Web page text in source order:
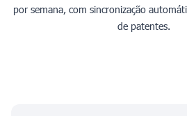
por semana, com sincronização
de patentes.